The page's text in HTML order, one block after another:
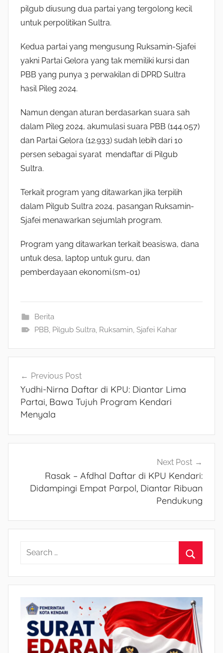
pilgub diusung dua partai yang tergolong kecil
untuk perpolitikan Sultra.
Kedua partai yang mengusung Ruksamin-Sjafei
yakni Partai Gelora yang tak memiliki kursi dan
PBB yang punya 3 perwakilan di DPRD Sultra
hasil Pileg 2024.
Namun dengan aturan berdasarkan suara sah
dalam Pileg 2024, akumulasi suara PBB (144.057)
dan Partai Gelora (12.933) sudah lebih dari 10
persen sebagai syarat mendaftar di Pilgub
Sultra.
Terkait program yang ditawarkan jika terpilih
dalam Pilgub Sultra 2024, pasangan Ruksamin-
Sjafei menawarkan sejumlah program.
Program yang ditawarkan terkait beasiswa, dana
untuk desa, laptop untuk guru, dan
pemberdayaan ekonomi.(sm-01)
Berita
PBB, Pilgub Sultra, Ruksamin, Sjafei Kahar
Navigasi
pos
Previous Post
Yudhi-Nirna Daftar di KPU: Diantar Lima
Partai, Bawa Tujuh Program Kendari
Menyala
Next Post
Rasak – Afdhal Daftar di KPU Kendari:
Didampingi Empat Parpol, Diantar Ribuan
Pendukung
a
e
a
r
c
h